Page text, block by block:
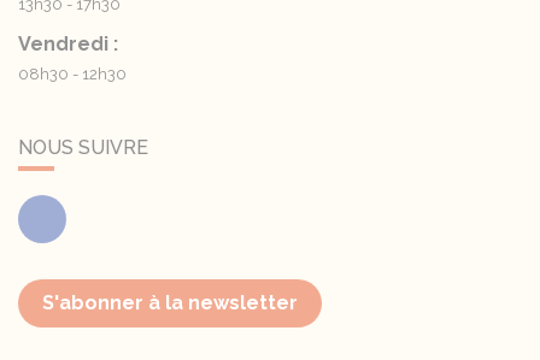
13h30 - 17h30
Vendredi :
08h30 - 12h30
NOUS SUIVRE
Facebook
S'abonner à la newsletter